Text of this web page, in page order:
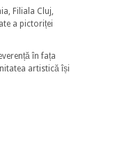
Filiala Cluj,
a pictoriței
în fața
artistică își